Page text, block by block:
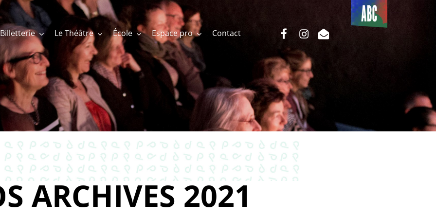
Billetterie Le Théâtre École Espace pro Contact
Du côté
de l’ABC
facebookinstagram
email
ARCHIVES 2021